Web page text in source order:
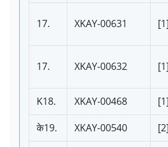
17. XKAY-00631 [1]
17. XKAY-00632 [1]
K18.
XKAY-00468 [1]
के19.
XKAY-00540 [2]